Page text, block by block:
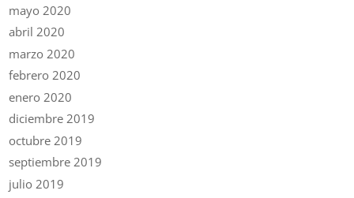
mayo 2020
abril 2020
marzo 2020
febrero 2020
enero 2020
diciembre 2019
octubre 2019
septiembre 2019
julio 2019